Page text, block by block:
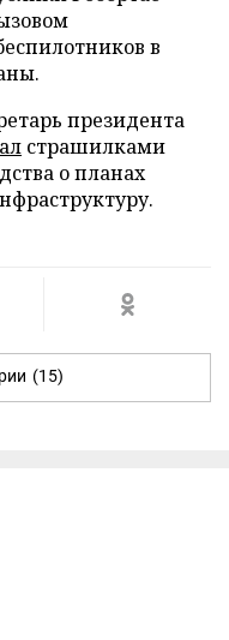
в
президента
страшилками
о планах
(15)